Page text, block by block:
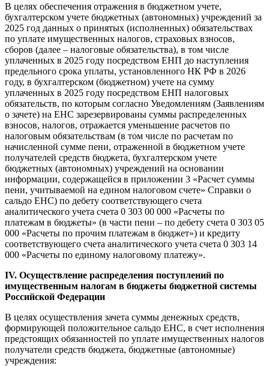
В целях обеспечения отражения в бюджетном учете,
бухгалтерском учете бюджетных (автономных) учреждений за
2025 год данных о принятых (исполненных) обязательствах
по уплате имущественных налогов, страховых взносов,
сборов (далее – налоговые обязательства), в том числе
уплаченных в 2025 году посредством ЕНП до наступления
предельного срока уплаты, установленного НК РФ в 2026
году, в бухгалтерском (бюджетном) учете на сумму
уплаченных в 2025 году посредством ЕНП налоговых
обязательств, по которым согласно Уведомлениям (Заявлениям
о зачете) на ЕНС зарезервированы суммы распределенных
взносов, налогов, отражается уменьшение расчетов по
налоговым обязательствам (в том числе по расчетам по
начисленной сумме пени, отраженной в бюджетном учете
получателей средств бюджета, бухгалтерском учете
бюджетных (автономных) учреждений на основании
информации, содержащейся в приложении 3 «Расчет суммы
пени, учитываемой на едином налоговом счете» Справки о
сальдо ЕНС) по дебету соответствующего счета
аналитического учета счета 0 303 00 000 «Расчеты по
платежам в бюджеты» (в части пени – по дебету счета 0 303 05
000 «Расчеты по прочим платежам в бюджет») и кредиту
соответствующего счета аналитического учета счета 0 303 14
000 «Расчеты по единому налоговому платежу».
IV. Осуществление распределения поступлений по
имущественным налогам в бюджеты бюджетной системы
Российской Федерации
В целях осуществления зачета суммы денежных средств,
формирующей положительное сальдо ЕНС, в счет исполнения
предстоящих обязанностей по уплате имущественных налогов
получатели средств бюджета, бюджетные (автономные)
учреждения: